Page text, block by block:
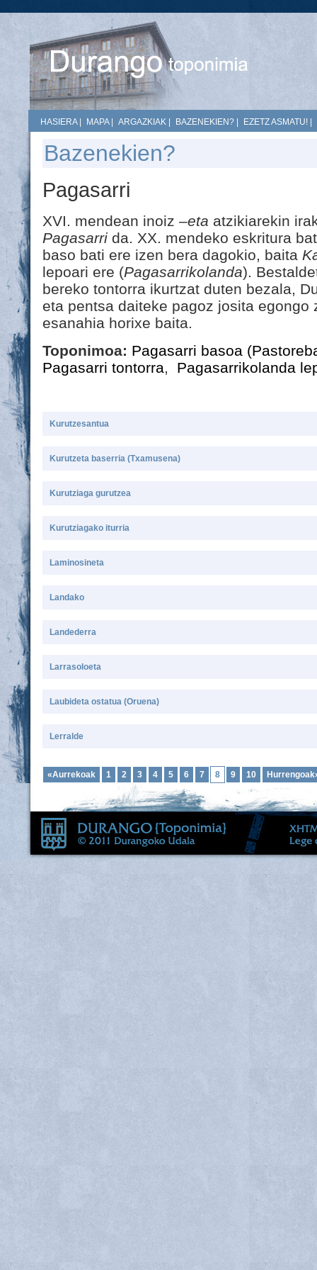
HASIERA| MAPA| ARGAZKIAK BAZENEKIEN? EZETZ ASMATU!
Bazenekien?
Pagasarri
XVI. mendean inoiz –eta atzikiarekin
Pagasarri da. XX. mendeko eskritura
baso bati ere izen bera dagokio, baita
lepoari ere (Pagasarrikolanda).
bereko tontorra ikurtzat duten bezala,
eta pentsa daiteke pagoz josita egongo
esanahia horixe baita.
Toponimoa: Pagasarri basoa
Pagasarri tontorra, Pagasarrikolanda
Kurutzesantua
Kurutzeta baserria (Txamusena)
Kurutziaga gurutzea
Kurutziagako iturria
Laminosineta
Landako
Landederra
Larrasoloeta
Laubideta ostatua (Oruena)
Lerralde
«Aurrekoak 1 2 3 4 5 6 7 8 9 10